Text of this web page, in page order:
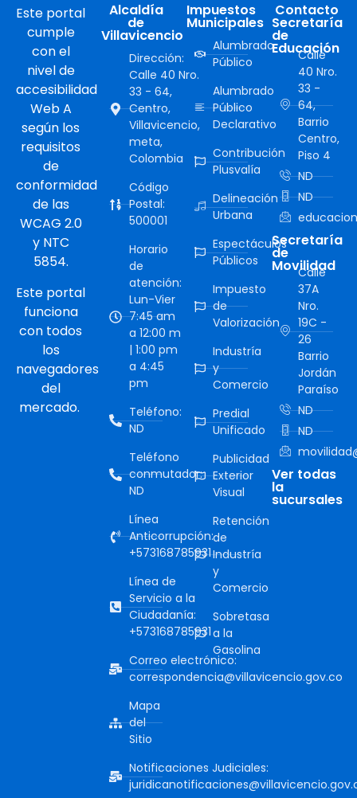
Este portal
cumple
con el
nivel de
accesibilidad
Web A
según los
requisitos
de
conformidad
de las
WCAG 2.0
y NTC
5854.
Este portal
funciona
con todos
los
navegadores
del
mercado.
Alcaldía
de
Villavicencio
Dirección:
Calle 40 Nro.
33 - 64,
Centro,
Villavicencio,
meta,
Colombia
Código
Postal:
500001
Horario
de
atención:
Lun-Vier
7:45 am
a 12:00 m
| 1:00 pm
a 4:45
pm
Teléfono:
ND
Teléfono
conmutador:
ND
Línea
Anticorrupción:
+573168785931
Línea de
Servicio a la
Ciudadanía:
+573168785931
Correo electrónico:
correspondencia@villavicencio.gov.co
Mapa
del
Sitio
Notificaciones Judiciales:
Impuestos
Municipales
Alumbrado
Público
Alumbrado
Público
Declarativo
Contribución
Plusvalía
Delineación
Urbana
Espectáculos
Públicos
Impuesto
de
Valorización
Industría
y
Comercio
Predial
Unificado
Publicidad
Exterior
Visual
Retención
de
Industría
y
Comercio
Sobretasa
a la
Gasolina
Contacto
Secretaría
de
Educación
Calle
40 Nro.
33 -
64,
Barrio
Centro,
Piso 4
ND
ND
Secretaría
de
Movilidad
Calle
37A
Nro.
19C -
26
Barrio
Jordán
Paraíso
ND
ND
Ver todas
la
sucursales